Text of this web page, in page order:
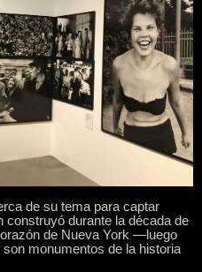
de su tema para captar
construyó durante la década de
de Nueva York —luego
monumentos de la historia